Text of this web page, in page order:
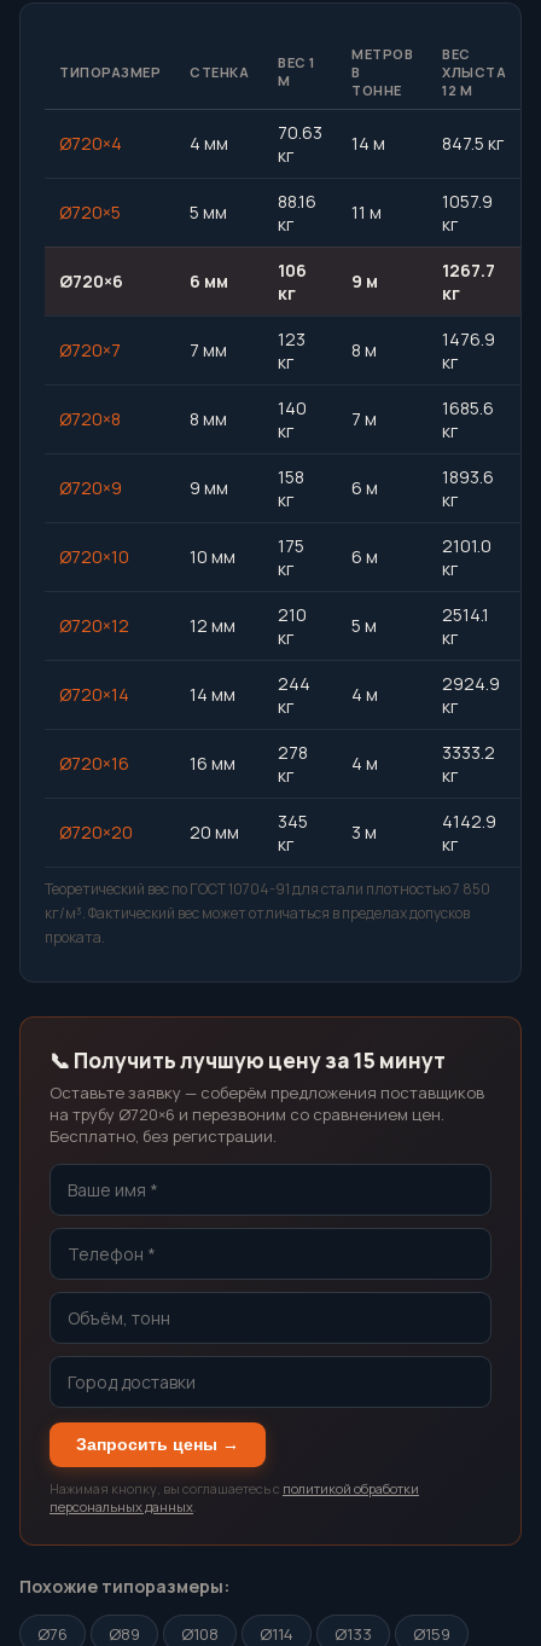
ТИПОРАЗМЕР СТЕНКА
ВЕС 1
М
МЕТРОВ
В
ТОННЕ
ВЕС
ХЛЫСТА
12 М
Ø720×4 4 мм
70.63
кг
14 м 847.5 кг
Ø720×5 5 мм
88.16
кг
11 м
1057.9
кг
Ø720×6 6 мм
106
кг
9 м
1267.7
кг
Ø720×7 7 мм
123
кг
8 м
1476.9
кг
Ø720×8 8 мм
140
кг
7 м
1685.6
кг
Ø720×9 9 мм
158
кг
6 м
1893.6
кг
Ø720×10 10 мм
175
кг
6 м
2101.0
кг
Ø720×12 12 мм
210
кг
5 м
2514.1
кг
Ø720×14 14 мм
244
кг
4 м
2924.9
кг
Ø720×16 16 мм
278
кг
4 м
3333.2
кг
Ø720×20 20 мм
345
кг
3 м
4142.9
кг
Теоретический вес по ГОСТ 10704-91 для стали плотностью 7 850
кг/м³. Фактический вес может отличаться в пределах допусков
проката.
📞 Получить лучшую цену за 15 минут
Оставьте заявку — соберём предложения поставщиков
на трубу Ø720×6 и перезвоним со сравнением цен.
Бесплатно, без регистрации.
Запросить цены →
Нажимая кнопку, вы соглашаетесь с политикой обработки
персональных данных.
Похожие типоразмеры:
Ø76 Ø89 Ø108 Ø114 Ø133
Ø159